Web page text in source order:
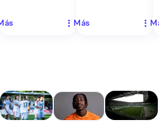
Más